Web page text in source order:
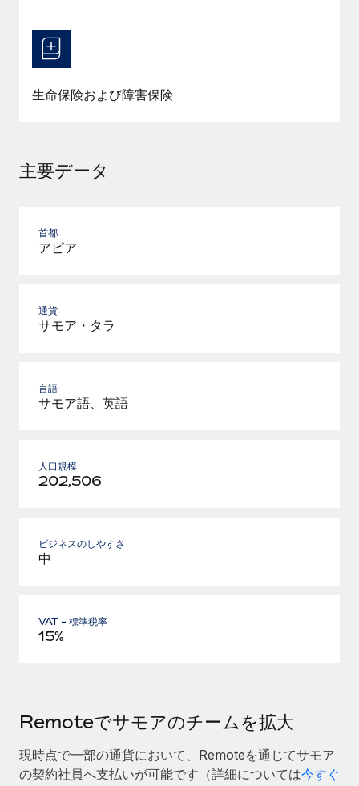
ム間で頻繁に移動しているためです。このため、自社のビジネス
を保護することは極めて重要です。...
生命保険および障害保険
主要データ
首都
アピア
通貨
サモア・タラ
言語
サモア語、英語
人口規模
202,506
ビジネスのしやすさ
中
VAT - 標準税率
15%
Remoteでサモアのチームを拡大
現時点で一部の通貨において、Remoteを通じてサモア
の契約社員へ支払いが可能です（詳細については今すぐ